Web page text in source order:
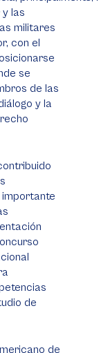
las
militares
con el
se
de las
y la
importante
de
de